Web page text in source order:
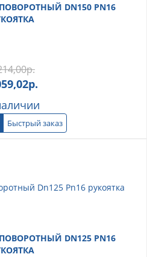
DN150 PN16
р.
р.
Быстрый заказ
DN125 PN16